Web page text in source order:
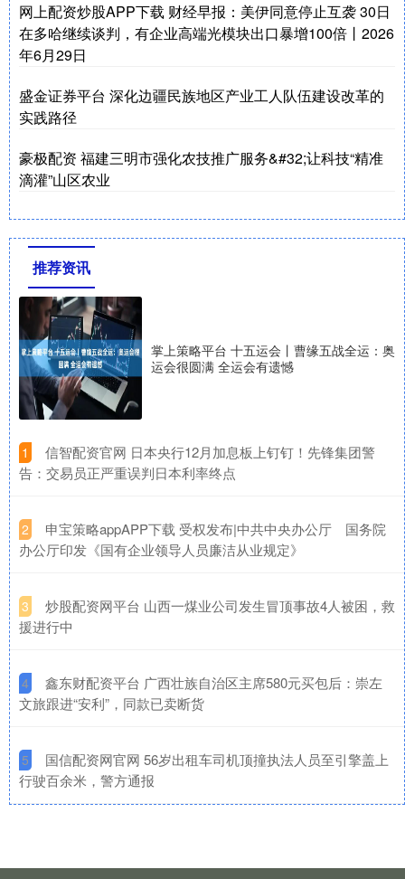
网上配资炒股APP下载 财经早报：美伊同意停止互袭 30日
在多哈继续谈判，有企业高端光模块出口暴增100倍丨2026
年6月29日
盛金证券平台 深化边疆民族地区产业工人队伍建设改革的
实践路径
豪极配资 福建三明市强化农技推广服务&#32;让科技“精准
滴灌”山区农业
推荐资讯
掌上策略平台 十五运会丨曹缘五战全运：奥
运会很圆满 全运会有遗憾
1
​信智配资官网 日本央行12月加息板上钉钉！先锋集团警
告：交易员正严重误判日本利率终点
2
​申宝策略appAPP下载 受权发布|中共中央办公厅 国务院
办公厅印发《国有企业领导人员廉洁从业规定》
3
​炒股配资网平台 山西一煤业公司发生冒顶事故4人被困，救
援进行中
4
​鑫东财配资平台 广西壮族自治区主席580元买包后：崇左
文旅跟进“安利”，同款已卖断货
5
​国信配资网官网 56岁出租车司机顶撞执法人员至引擎盖上
行驶百余米，警方通报